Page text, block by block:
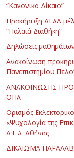
“Κανονικό Δίκαιο”
Προκήρυξη ΑΕΑΑ
“Παλαιά Διαθήκη”
Δηλώσεις
Ανακοίνωση
Πανεπιστημίου
ΑΝΑΚΟΙΝΩΣΗΣ
ΟΠΑ
Ορισμός
«Ψυχολογία της
Α.Ε.Α. Αθήνας
ΔΙΚΑΙΩΜΑ